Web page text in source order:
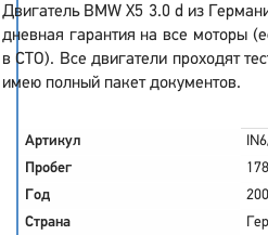
Двигатель BMW X5 3.0 d из
дневная гарантия на все моторы
в СТО). Все двигатели проходят
имею полный пакет документов.
Артикул
Пробег
Год
Страна